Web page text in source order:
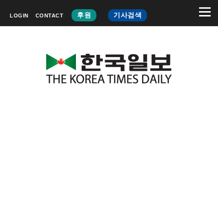
LOGIN CONTACT 후원 기사검색